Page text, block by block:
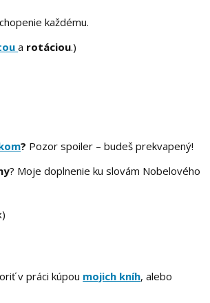
každému.
a rotáciou.)
? Pozor spoiler – budeš prekvapený!
? Moje doplnenie ku slovám Nobelového
v práci kúpou mojich kníh, alebo